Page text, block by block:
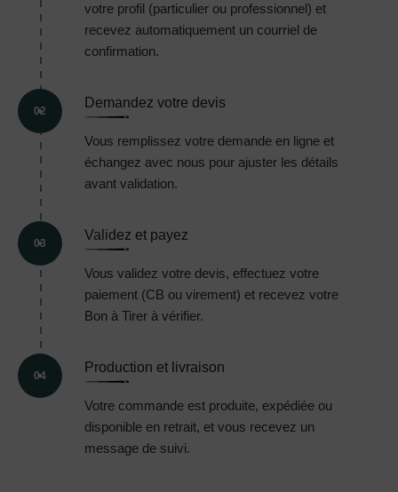
votre profil (particulier ou professionnel) et
recevez automatiquement un courriel de
confirmation.
02
Demandez votre devis
Vous remplissez votre demande en ligne et
échangez avec nous pour ajuster les détails
avant validation.
03
Validez et payez
Vous validez votre devis, effectuez votre
paiement (CB ou virement) et recevez votre
Bon à Tirer à vérifier.
04
Production et livraison
Votre commande est produite, expédiée ou
disponible en retrait, et vous recevez un
message de suivi.